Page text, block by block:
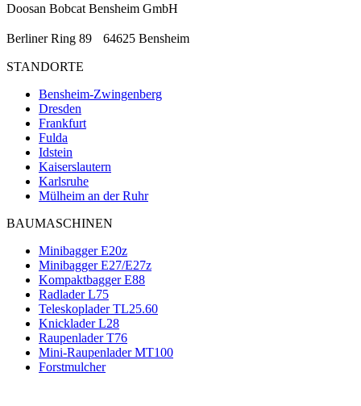
Doosan Bobcat Bensheim GmbH
Berliner Ring 89 64625 Bensheim
STANDORTE
Bensheim-Zwingenberg
Dresden
Frankfurt
Fulda
Idstein
Kaiserslautern
Karlsruhe
Mülheim an der Ruhr
BAUMASCHINEN
Minibagger E20z
Minibagger E27/E27z
Kompaktbagger E88
Radlader L75
Teleskoplader TL25.60
Knicklader L28
Raupenlader T76
Mini-Raupenlader MT100
Forstmulcher